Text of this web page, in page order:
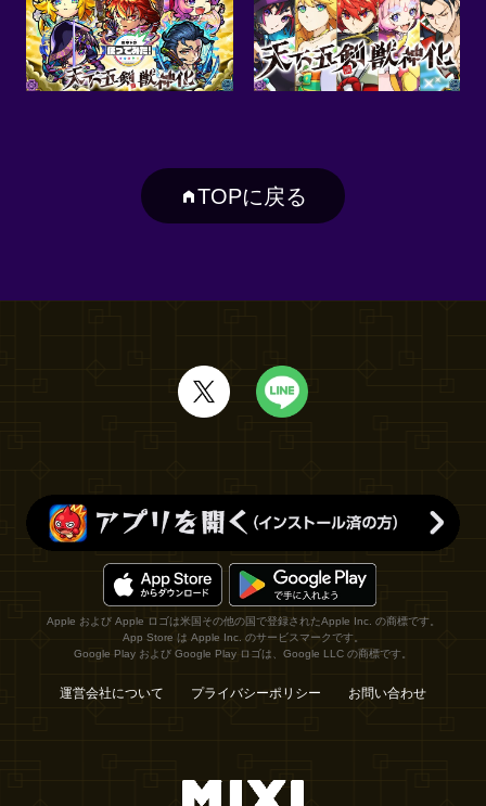
TOPに戻る
Apple および Apple ロゴは米国その他の国で登録されたApple Inc. の商標です。
App Store は Apple Inc. のサービスマークです。
Google Play および Google Play ロゴは、Google LLC の商標です。
運営会社について プライバシーポリシー お問い合わせ